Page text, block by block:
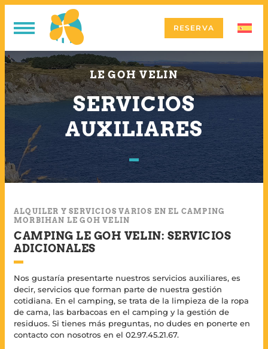
RESERVA
LE GOH VELIN
SERVICIOS
AUXILIARES
ALQUILER Y SERVICIOS VARIOS EN EL CAMPING
MORBIHAN LE GOH VELIN
CAMPING LE GOH VELIN: SERVICIOS
ADICIONALES
Nos gustaría presentarte nuestros servicios auxiliares, es
decir, servicios que forman parte de nuestra gestión
cotidiana. En el camping, se trata de la limpieza de la ropa
de cama, las barbacoas en el camping y la gestión de
residuos. Si tienes más preguntas, no dudes en ponerte en
contacto con nosotros en el 02.97.45.21.67.